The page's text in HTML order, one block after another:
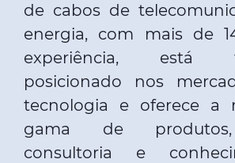
de cabos de
energia, com mais de
experiência, está
posicionado nos
tecnologia e oferece a
gama de produtos,
consultoria e